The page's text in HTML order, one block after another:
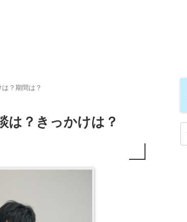
？期間は？
は？きっかけは？